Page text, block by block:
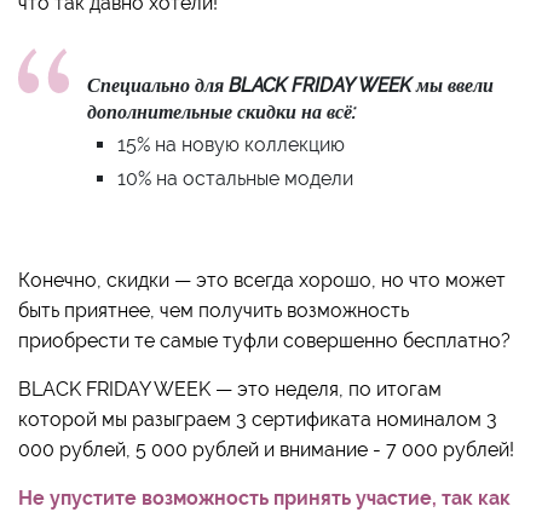
Специально для BLACK FRIDAY WEEK мы ввели
дополнительные скидки на всё:
15% на новую коллекцию
10% на остальные модели
Конечно, скидки — это всегда хорошо, но что может
быть приятнее, чем получить возможность
приобрести те самые туфли совершенно бесплатно?
BLACK FRIDAY WEEK — это неделя, по итогам
которой мы разыграем 3 сертификата номиналом 3
000 рублей, 5 000 рублей и внимание - 7 000 рублей!
Не упустите возможность принять участие, так как